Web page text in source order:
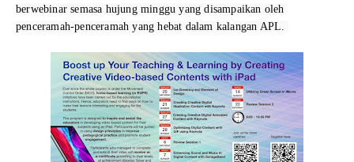
berwebinar semasa hujung minggu yang disampaikan oleh
penceramah-penceramah yang hebat dalam kalangan APL.